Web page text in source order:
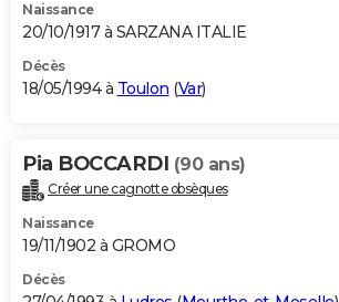
Naissance
20/10/1917 à SARZANA ITALIE
Décès
18/05/1994 à Toulon (Var)
Pia BOCCARDI (90 ans)
Créer une cagnotte obsèques
Naissance
19/11/1902 à GROMO
Décès